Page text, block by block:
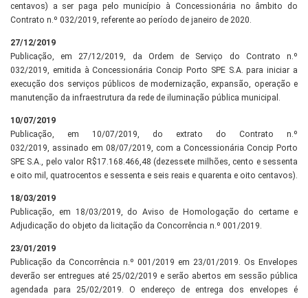
centavos) a ser paga pelo município à Concessionária no âmbito do
Contrato n.º 032/2019, referente ao período de janeiro de 2020.
27/12/2019
Publicação, em 27/12/2019, da Ordem de Serviço do Contrato n.º
032/2019, emitida à Concessionária Concip Porto SPE S.A. para iniciar a
execução dos serviços públicos de modernização, expansão, operação e
manutenção da infraestrutura da rede de iluminação pública municipal.
10/07/2019
Publicação, em 10/07/2019, do extrato do Contrato n.º
032/2019, assinado em 08/07/2019, com a Concessionária Concip Porto
SPE S.A., pelo valor R$17.168.466,48 (dezessete milhões, cento e sessenta
e oito mil, quatrocentos e sessenta e seis reais e quarenta e oito centavos).
18/03/2019
Publicação, em 18/03/2019, do Aviso de Homologação do certame e
Adjudicação do objeto da licitação da Concorrência n.º 001/2019.
23/01/2019
Publicação da Concorrência n.º 001/2019 em 23/01/2019. Os Envelopes
deverão ser entregues até 25/02/2019 e serão abertos em sessão pública
agendada para 25/02/2019. O endereço de entrega dos envelopes é